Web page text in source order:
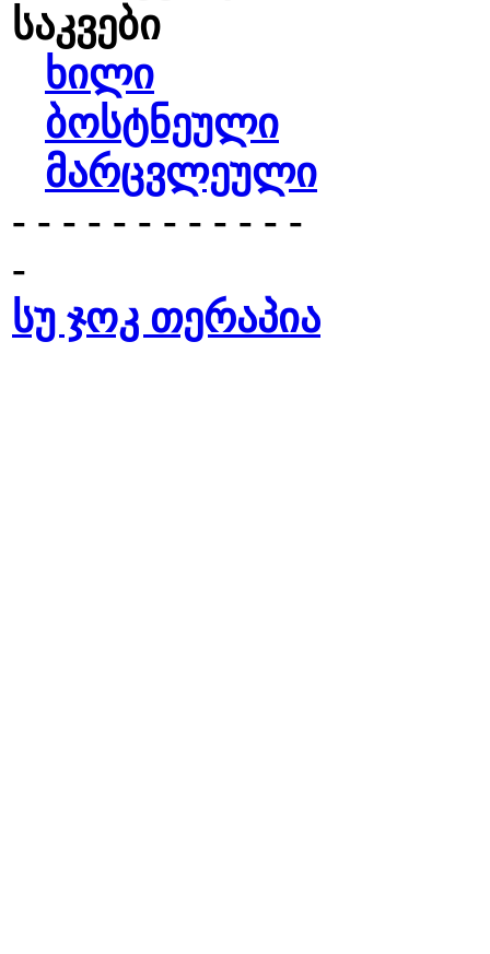
საკვები
ხილი
ბოსტნეული
მარცვლეული
- - - - - - - - - - - -
-
სუ ჯოკ თერაპია